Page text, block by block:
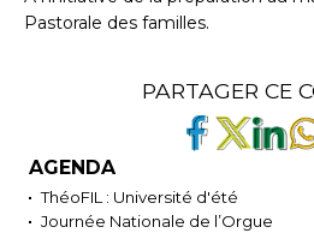
Pastorale des familles.
PARTAGER CE
AGENDA
ThéoFIL : Université d'été
Journée Nationale de l’Orgue